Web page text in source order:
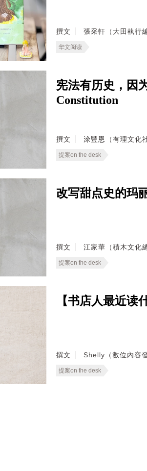
撰文 張采軒（大田執行
华文阅读
宪法有历史，因
Constitution
撰文 涂豐恩（有理文化
提案on the desk
改写甜点史的玛
撰文 江家華（積木文化
提案on the desk
【书店人最近读
撰文 Shelly（數位內容
提案on the desk